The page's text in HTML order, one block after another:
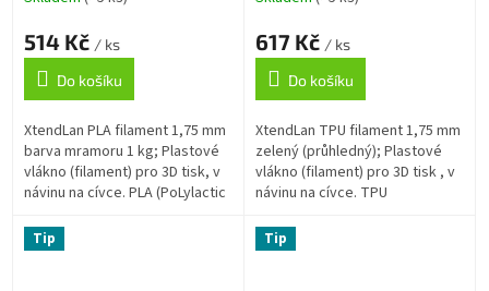
514 Kč / ks
Do košíku
XtendLan PLA filament 1,75 mm
barva mramoru 1 kg; Plastové
vlákno (filament) pro 3D tisk, v
návinu na cívce. PLA (PoLylactic
nejpopulárnější 3D...
617 Kč / ks
Do košíku
XtendLan TPU filament 1,75 mm
zelený (průhledný); Plastové
vlákno (filament) pro 3D tisk , v
návinu na cívce. TPU
flexibilní materiál, který...
Tip Tip